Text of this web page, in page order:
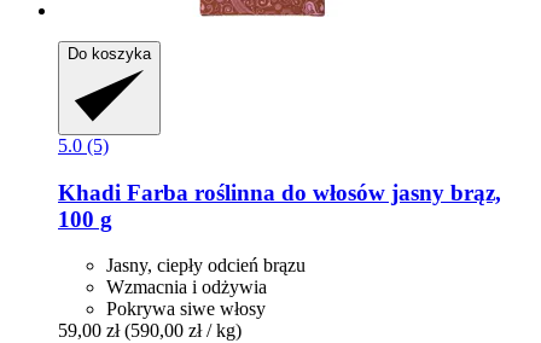
Do koszyka
5.0 (5)
Khadi Farba roślinna do włosów jasny brąz,
100 g
Jasny, ciepły odcień brązu
Wzmacnia i odżywia
Pokrywa siwe włosy
59,00 zł (590,00 zł / kg)